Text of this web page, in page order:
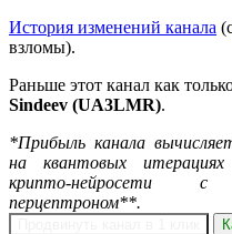
История изменений канала
взломы).
Раньше этот канал как
Sindeev (UA3LMR).
*Прибыль канала
на квантовых итерациях
крипто-нейросети
перцептроном**.